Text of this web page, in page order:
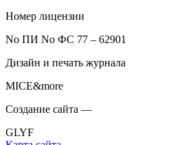
Номер лицензии
No ПИ No ФС 77 – 62901
Дизайн и печать журнала
MICE&more
Создание сайта —
GLYF